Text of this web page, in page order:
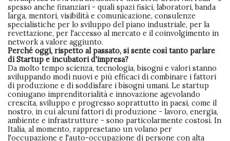
spesso anche finanziari - quali spazi fisici, laboratori, banda
larga, mentori, visibilità e comunicazione, consulenze
specialistiche per lo sviluppo del piano industriale, per la
revettazione, per l'accesso al mercato e il coinvolgimento in
network a valore aggiunto.
Perché oggi, rispetto al passato, si sente così tanto parlare
di Startup e incubatori d'impresa?
Da molto tempo scienza, tecnologia, bisogni e valori stanno
sviluppando modi nuovi e più efficaci di combinare i fattori
di produzione e di soddisfare i bisogni umani. Le startup
coniugano imprenditorialità e innovazione agevolando
crescita, sviluppo e progresso soprattutto in paesi, come il
nostro, in cui alcuni fattori di produzione - lavoro, energia,
ambiente e infrastrutture - sono particolarmente costosi. In
Italia, al momento, rappresetano un volano per
l'occupazione e l'auto-occupazione di persone con alta